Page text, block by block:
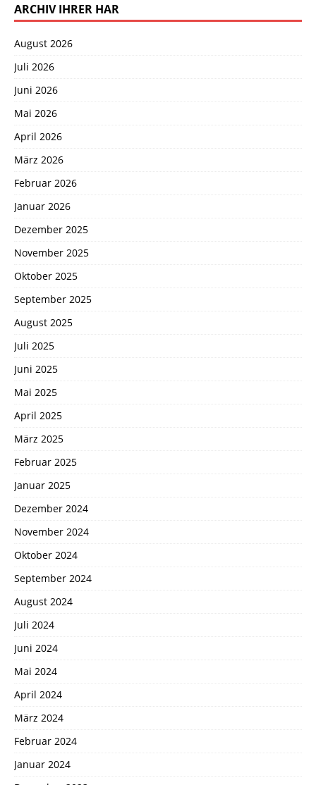
ARCHIV IHRER HAR
August 2026
Juli 2026
Juni 2026
Mai 2026
April 2026
März 2026
Februar 2026
Januar 2026
Dezember 2025
November 2025
Oktober 2025
September 2025
August 2025
Juli 2025
Juni 2025
Mai 2025
April 2025
März 2025
Februar 2025
Januar 2025
Dezember 2024
November 2024
Oktober 2024
September 2024
August 2024
Juli 2024
Juni 2024
Mai 2024
April 2024
März 2024
Februar 2024
Januar 2024